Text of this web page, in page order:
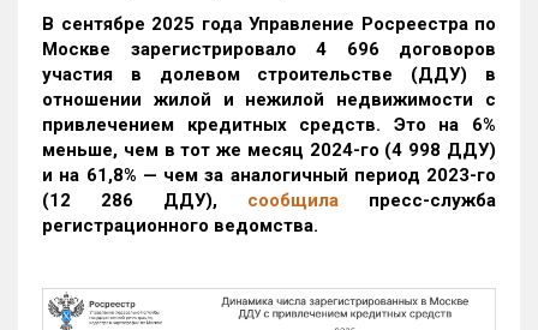
В сентябре 2025 года Управление Росреестра по
Москве зарегистрировало 4 696 договоров
участия в долевом строительстве (ДДУ) в
отношении жилой и нежилой недвижимости с
привлечением кредитных средств. Это на 6%
меньше, чем в тот же месяц 2024-го (4 998 ДДУ)
и на 61,8% — чем за аналогичный период 2023-го
(12 286 ДДУ), сообщила пресс-служба
регистрационного ведомства.